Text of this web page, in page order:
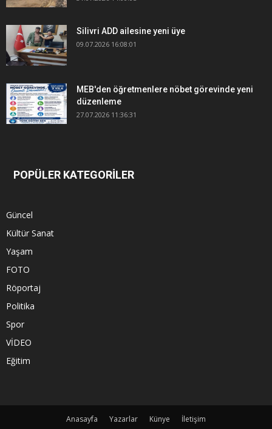
Silivri ADD ailesine yeni üye
09.07.2026 16:08:01
MEB'den öğretmenlere nöbet görevinde yeni
düzenleme
27.07.2026 11:36:31
POPÜLER KATEGORİLER
Güncel
Kültür Sanat
Yaşam
FOTO
Röportaj
Politika
Spor
VİDEO
Eğitim
Anasayfa Yazarlar Künye
İletişim